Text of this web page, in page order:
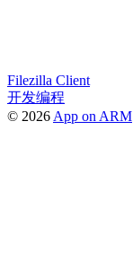
Filezilla Client
开发编程
© 2026 App on ARM